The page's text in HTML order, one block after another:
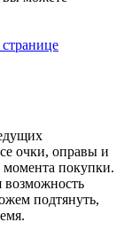
очки, оправы и
момента покупки.
возможность
подтянуть,